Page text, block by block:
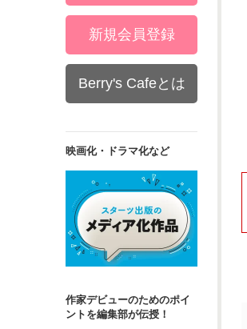
新規会員登録
Berry's Cafeとは
映画化・ドラマ化など
作家デビューのためのポイ
ントを編集部が伝授！